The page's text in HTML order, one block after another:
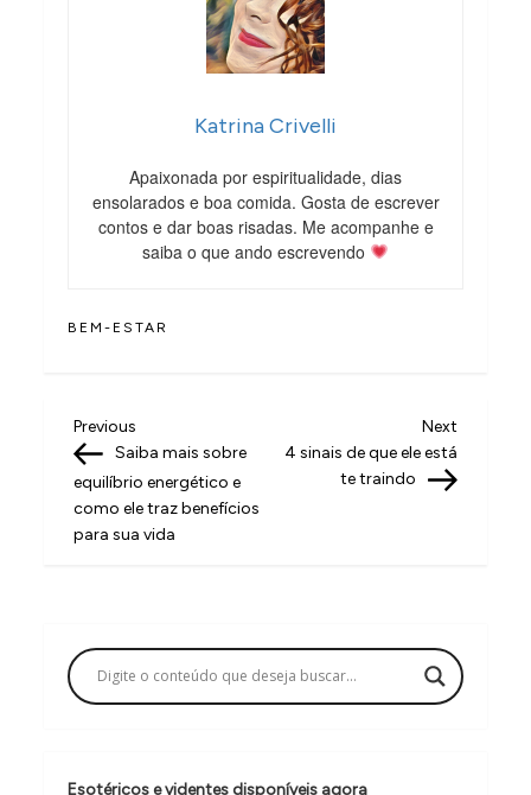
Katrina Crivelli
Apaixonada por espiritualidade, dias
ensolarados e boa comida. Gosta de escrever
contos e dar boas risadas. Me acompanhe e
saiba o que ando escrevendo
BEM-ESTAR
N
a
v
e
ç
ã
Previous
Post
Previous
Saiba mais sobre
equilíbrio energético e
como ele traz benefícios
para sua vida
Next
Post
Next
4 sinais de que ele está
te traindo
Esotéricos e videntes disponíveis agora